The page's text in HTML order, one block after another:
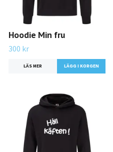
Hoodie Min fru
300 kr
LÄS MER LÄGG I KORGEN